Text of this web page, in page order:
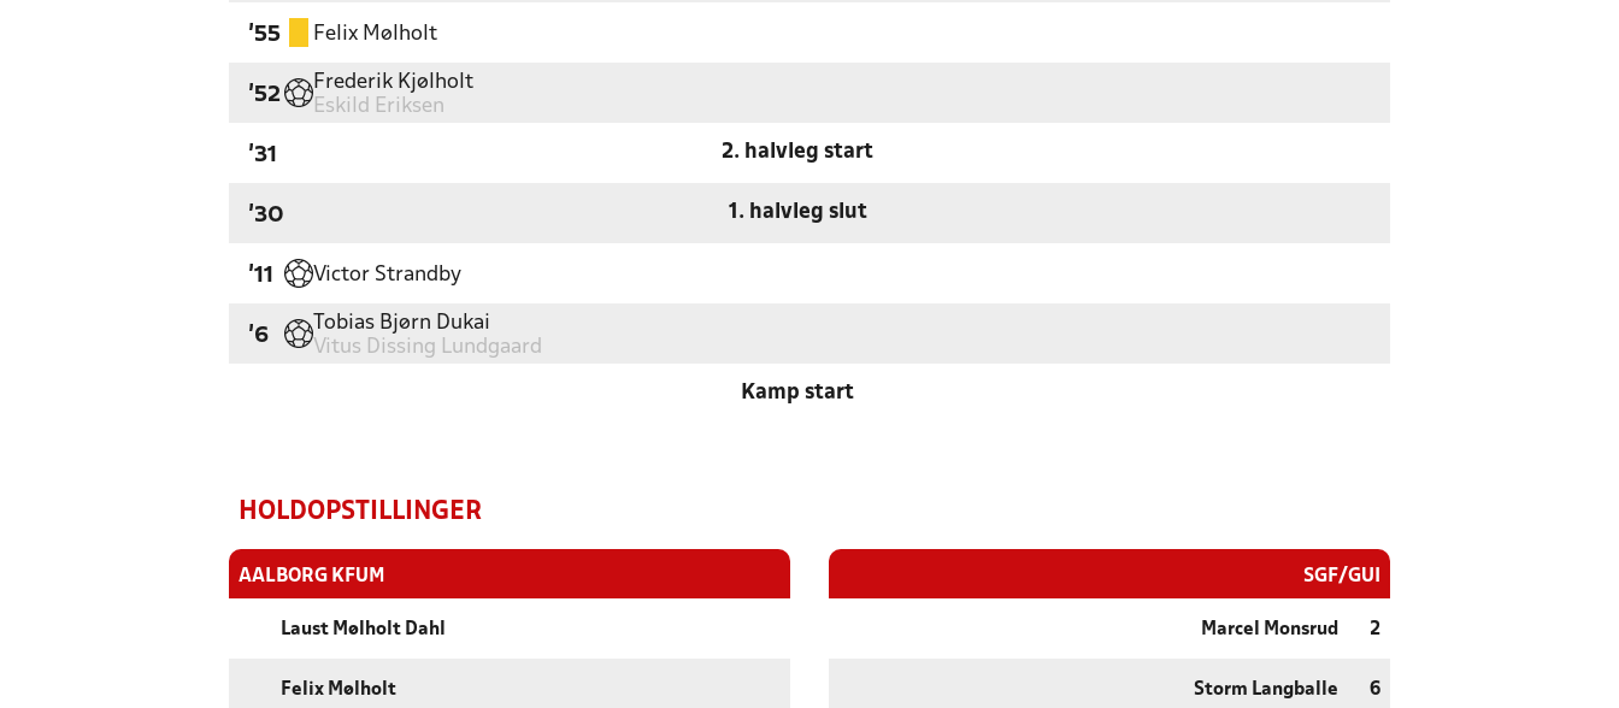
'55 Felix Mølholt
'52
Frederik Kjølholt
Eskild Eriksen
'31 2. halvleg start
'30 1. halvleg slut
'11 Victor Strandby
'6
Tobias Bjørn Dukai
Vitus Dissing Lundgaard
Kamp start
HOLDOPSTILLINGER
AALBORG KFUM
Laust Mølholt Dahl
Felix Mølholt
SGF/GUI
Marcel Monsrud 2
Storm Langballe 6